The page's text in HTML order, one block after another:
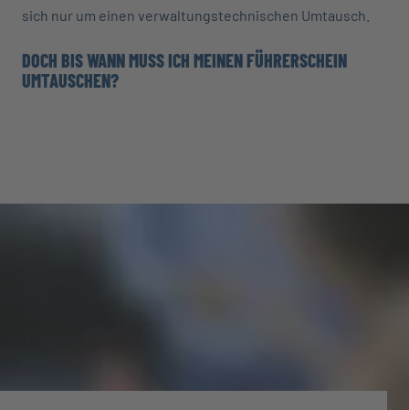
sich nur um einen verwaltungstechnischen Umtausch.
DOCH BIS WANN MUSS ICH MEINEN FÜHRERSCHEIN
UMTAUSCHEN?